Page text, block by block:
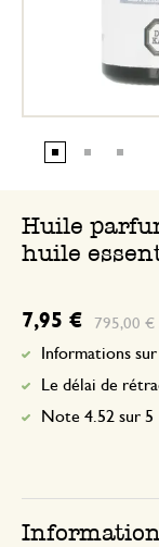
Huile
huile
7,95 € 795,00 € /
Informations
Le délai de
Note 4.52 sur 5